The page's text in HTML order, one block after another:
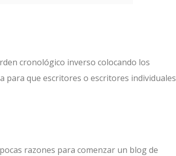
cronológico inverso colocando los
para que escritores o escritores individuales
razones para comenzar un blog de